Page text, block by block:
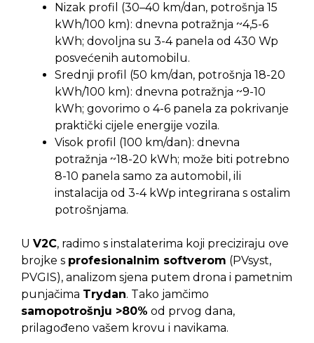
Nizak profil (30–40 km/dan, potrošnja 15
kWh/100 km): dnevna potražnja ~4,5-6
kWh; dovoljna su 3-4 panela od 430 Wp
posvećenih automobilu.
Srednji profil (50 km/dan, potrošnja 18-20
kWh/100 km): dnevna potražnja ~9-10
kWh; govorimo o 4-6 panela za pokrivanje
praktički cijele energije vozila.
Visok profil (100 km/dan): dnevna
potražnja ~18-20 kWh; može biti potrebno
8-10 panela samo za automobil, ili
instalacija od 3-4 kWp integrirana s ostalim
potrošnjama.
U V2C, radimo s instalaterima koji preciziraju ove
brojke s profesionalnim softverom (PVsyst,
PVGIS), analizom sjena putem drona i pametnim
punjačima Trydan. Tako jamčimo
samopotrošnju >80% od prvog dana,
prilagođeno vašem krovu i navikama.